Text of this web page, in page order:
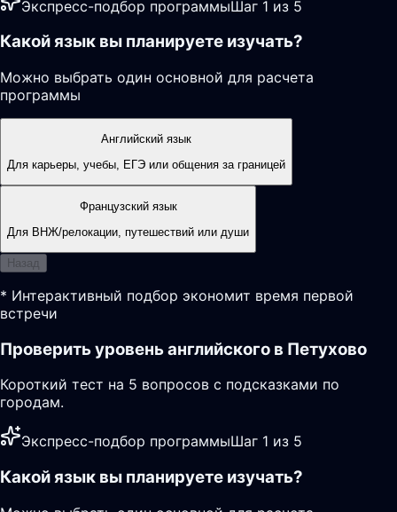
Экспресс-подбор программыШаг 1 из 5
Какой язык вы планируете изучать?
Можно выбрать один основной для расчета
программы
Английский язык
Для карьеры, учебы, ЕГЭ или общения за границей
Французский язык
Для ВНЖ/релокации, путешествий или души
Назад
* Интерактивный подбор экономит время первой
встречи
Проверить уровень английского в Петухово
Короткий тест на 5 вопросов с подсказками по
городам.
Экспресс-подбор программыШаг 1 из 5
Какой язык вы планируете изучать?